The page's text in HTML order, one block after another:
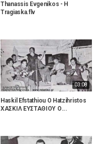
Thanassis Evgenikos - H
Tragiaska.flv
03:08
Haskil Efstathiou O Hatzihristos
ΧΑΣΚΙΛ ΕΥΣΤΑΘΙΟΥ Ο...